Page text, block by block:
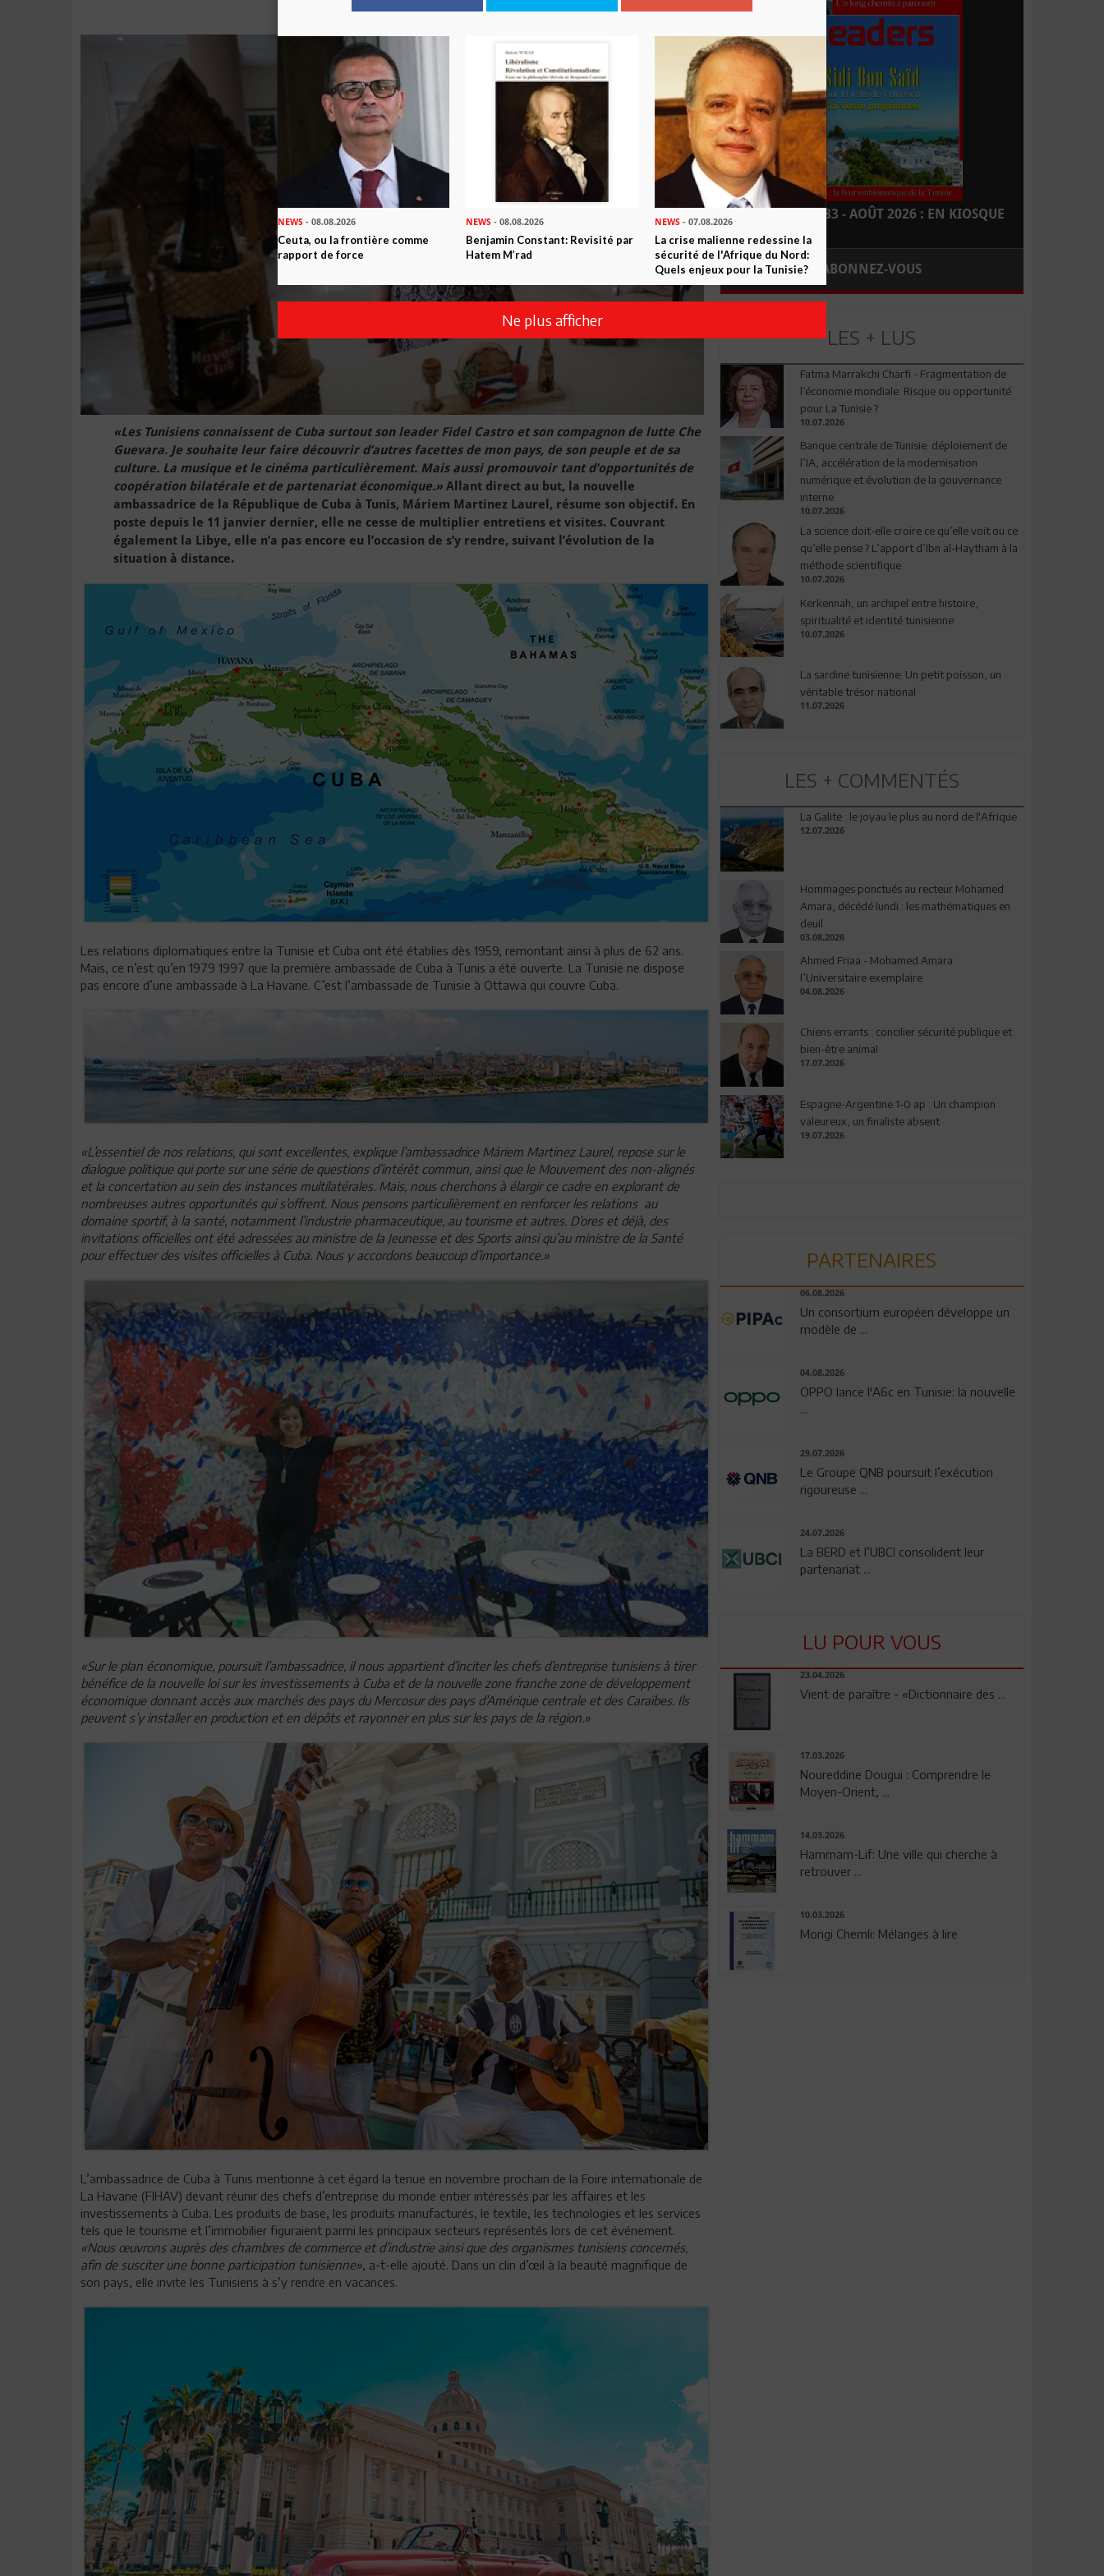
«Les Tunisiens connaissent de Cuba surtout son leader Fidel Castro et son compagnon de lutte Che
Guevara. Je souhaite leur faire découvrir d’autres facettes de mon pays, de son peuple et de sa
culture. La musique et le cinéma particulièrement. Mais aussi promouvoir tant d’opportunités de
coopération bilatérale et de partenariat économique.» Allant direct au but, la nouvelle
ambassadrice de la République de Cuba à Tunis, Máriem Martinez Laurel, résume son objectif. En
poste depuis le 11 janvier dernier, elle ne cesse de multiplier entretiens et visites. Couvrant
également la Libye, elle n’a pas encore eu l’occasion de s’y rendre, suivant l’évolution de la
situation à distance.
Les relations diplomatiques entre la Tunisie et Cuba ont été établies dès 1959, remontant ainsi à plus de 62 ans.
Mais, ce n’est qu’en 1979 1997 que la première ambassade de Cuba à Tunis a été ouverte. La Tunisie ne dispose
pas encore d’une ambassade à La Havane. C’est l’ambassade de Tunisie à Ottawa qui couvre Cuba.
«L’essentiel de nos relations, qui sont excellentes, explique l’ambassadrice Máriem Martinez Laurel, repose sur le
dialogue politique qui porte sur une série de questions d’intérêt commun, ainsi que le Mouvement des non-alignés
et la concertation au sein des instances multilatérales. Mais, nous cherchons à élargir ce cadre en explorant de
nombreuses autres opportunités qui s’offrent. Nous pensons particulièrement en renforcer les relations au
domaine sportif, à la santé, notamment l’industrie pharmaceutique, au tourisme et autres. D’ores et déjà, des
invitations officielles ont été adressées au ministre de la Jeunesse et des Sports ainsi qu’au ministre de la Santé
pour effectuer des visites officielles à Cuba. Nous y accordons beaucoup d’importance.»
«Sur le plan économique, poursuit l’ambassadrice, il nous appartient d’inciter les chefs d’entreprise tunisiens à tirer
bénéfice de la nouvelle loi sur les investissements à Cuba et de la nouvelle zone franche zone de développement
économique donnant accès aux marchés des pays du Mercosur des pays d’Amérique centrale et des Caraïbes. Ils
peuvent s’y installer en production et en dépôts et rayonner en plus sur les pays de la région.»
L’ambassadrice de Cuba à Tunis mentionne à cet égard la tenue en novembre prochain de la Foire internationale de
La Havane (FIHAV) devant réunir des chefs d’entreprise du monde entier intéressés par les affaires et les
investissements à Cuba. Les produits de base, les produits manufacturés, le textile, les technologies et les services
tels que le tourisme et l’immobilier figuraient parmi les principaux secteurs représentés lors de cet événement.
«Nous œuvrons auprès des chambres de commerce et d’industrie ainsi que des organismes tunisiens concernés,
afin de susciter une bonne participation tunisienne», a-t-elle ajouté. Dans un clin d’œil à la beauté magnifique de
son pays, elle invite les Tunisiens à s’y rendre en vacances.
LEADERS N° 183 - AOÛT 2026 : EN KIOSQUE
ABONNEZ-VOUS
LES + LUS
Fatma Marrakchi Charfi - Fragmentation de
l’économie mondiale: Risque ou opportunité
pour La Tunisie ?
10.07.2026
Banque centrale de Tunisie: déploiement de
l’IA, accélération de la modernisation
numérique et évolution de la gouvernance
interne
10.07.2026
La science doit-elle croire ce qu’elle voit ou ce
qu’elle pense ? L’apport d’Ibn al-Haytham à la
méthode scientifique
10.07.2026
Kerkennah, un archipel entre histoire,
spiritualité et identité tunisienne
10.07.2026
La sardine tunisienne: Un petit poisson, un
véritable trésor national
11.07.2026
LES + COMMENTÉS
La Galite : le joyau le plus au nord de l'Afrique
12.07.2026
Hommages ponctués au recteur Mohamed
Amara, décédé lundi : les mathématiques en
deuil
03.08.2026
Ahmed Friaa - Mohamed Amara:
l’Universitaire exemplaire
04.08.2026
Chiens errants : concilier sécurité publique et
bien-être animal
17.07.2026
Espagne-Argentine 1-0 ap : Un champion
valeureux, un finaliste absent
19.07.2026
PARTENAIRES
06.08.2026
Un consortium européen développe un
modèle de ...
04.08.2026
OPPO lance l'A6c en Tunisie: la nouvelle
...
29.07.2026
Le Groupe QNB poursuit l’exécution
rigoureuse ...
24.07.2026
La BERD et l’UBCI consolident leur
partenariat ...
LU POUR VOUS
23.04.2026
Vient de paraître - «Dictionnaire des ...
17.03.2026
Noureddine Dougui : Comprendre le
Moyen-Orient, ...
14.03.2026
Hammam-Lif: Une ville qui cherche à
retrouver ...
10.03.2026
Mongi Chemli: Mélanges à lire
NEWS - 08.08.2026
Ceuta, ou la frontière comme
rapport de force
NEWS - 08.08.2026
Benjamin Constant: Revisité par
Hatem M’rad
NEWS- 07.08.2026
La crise malienne redessine la
sécurité de l'Afrique du Nord:
Quels enjeux pour la Tunisie?
Ne plus afficher